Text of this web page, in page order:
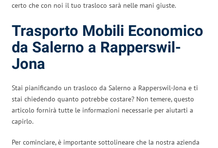
certo che con noi il tuo trasloco sarà nelle mani giuste.
Trasporto Mobili Economico
da Salerno a Rapperswil-
Jona
Stai pianificando un trasloco da Salerno a Rapperswil-Jona e ti
stai chiedendo quanto potrebbe costare? Non temere, questo
articolo fornirà tutte le informazioni necessarie per aiutarti a
capirlo.
Per cominciare, è importante sottolineare che la nostra azienda